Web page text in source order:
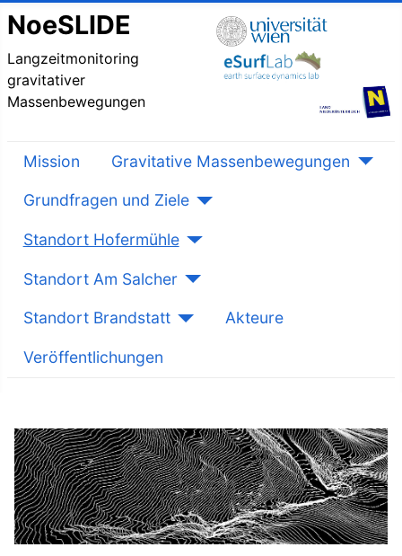
NoeSLIDE
Langzeitmonitoring
gravitativer
Massenbewegungen
Mission Gravitative Massenbewegungen
Grundfragen und Ziele
Standort Hofermühle
Standort Am Salcher
Standort Brandstatt Akteure
Veröffentlichungen